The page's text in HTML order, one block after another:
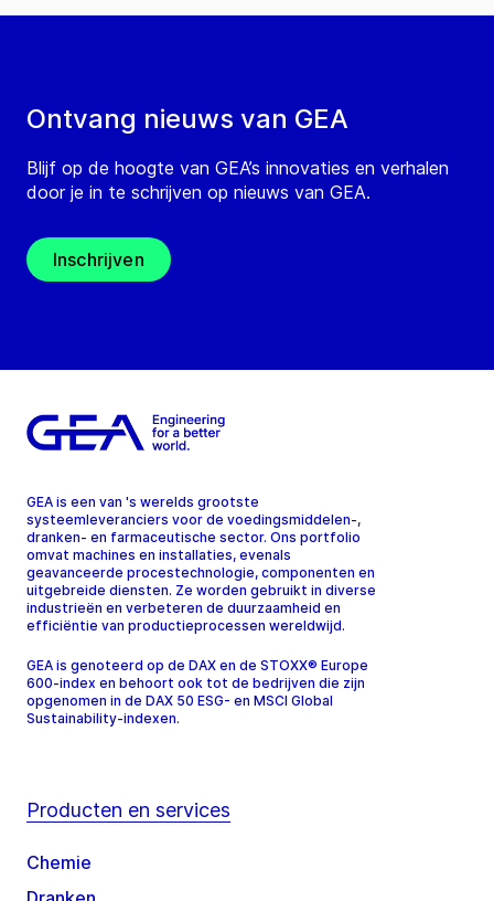
Ontvang nieuws van GEA
Blijf op de hoogte van GEA’s innovaties en verhalen
door je in te schrijven op nieuws van GEA.
Inschrijven
GEA is een van 's werelds grootste
systeemleveranciers voor de voedingsmiddelen-,
dranken- en farmaceutische sector. Ons portfolio
omvat machines en installaties, evenals
geavanceerde procestechnologie, componenten en
uitgebreide diensten. Ze worden gebruikt in diverse
industrieën en verbeteren de duurzaamheid en
efficiëntie van productieprocessen wereldwijd.
GEA is genoteerd op de DAX en de STOXX® Europe
600-index en behoort ook tot de bedrijven die zijn
opgenomen in de DAX 50 ESG- en MSCI Global
Sustainability-indexen.
Producten en services
Chemie